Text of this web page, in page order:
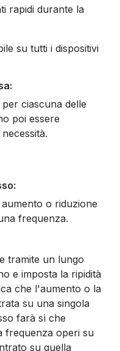
rapidi durante la
su tutti i dispositivi
ciascuna delle
poi essere
o riduzione
frequenza.
tramite un lungo
e imposta la ripidità
che l'aumento o la
su una singola
farà sì che
frequenza operi su
su quella